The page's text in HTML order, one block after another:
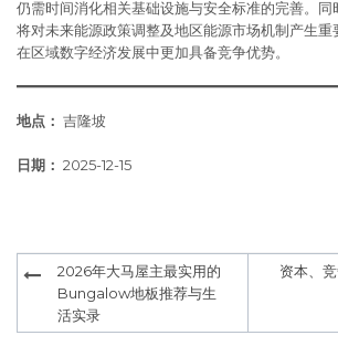
仍需时间消化相关基础设施与安全标准的完善。
将对未来能源政策调整及地区能源市场机制产生重
在区域数字经济发展中更加具备竞争优势。
地点： 吉隆坡
日期： 2025-12-15
Post
navigation
2026年大马屋主最实用的
Bungalow地板推荐与生
活实录
资本、